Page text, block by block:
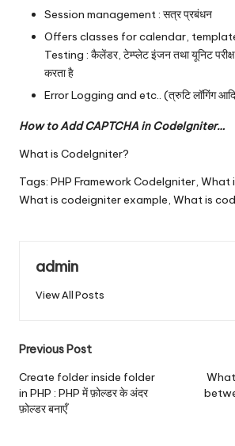
Session management : सत्र प्रबंधन
Offers classes for calendar,
Testing : कैलेंडर, टेम्प्लेट इंजन तथा यूनिट
करता है
Error Logging and etc.. (त्रुटि लॉगिंग
How to Add CAPTCHA in CodeIgniter…
What is CodeIgniter?
Tags: PHP Framework CodeIgniter, What
What is codeigniter example, What is
admin
View All Posts
Post
navigation
Previous Post
Create folder inside folder
in PHP : PHP में फ़ोल्डर के अंदर
फ़ोल्डर बनाएँ